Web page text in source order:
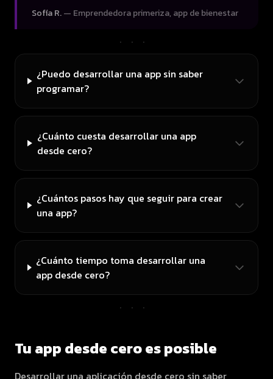
Sofía R.— Emprendedora primeriza, app de bienestar
···
¿Puedo desarrollar una app sin saber
programar?
¿Cuánto cuesta desarrollar una app
desde cero?
¿Cuántos pasos hay que seguir para crear
una app?
¿Cuánto tiempo toma desarrollar una
app desde cero?
···
Tu app desde cero es posible
Desarrollar una aplicación desde cero sin saber